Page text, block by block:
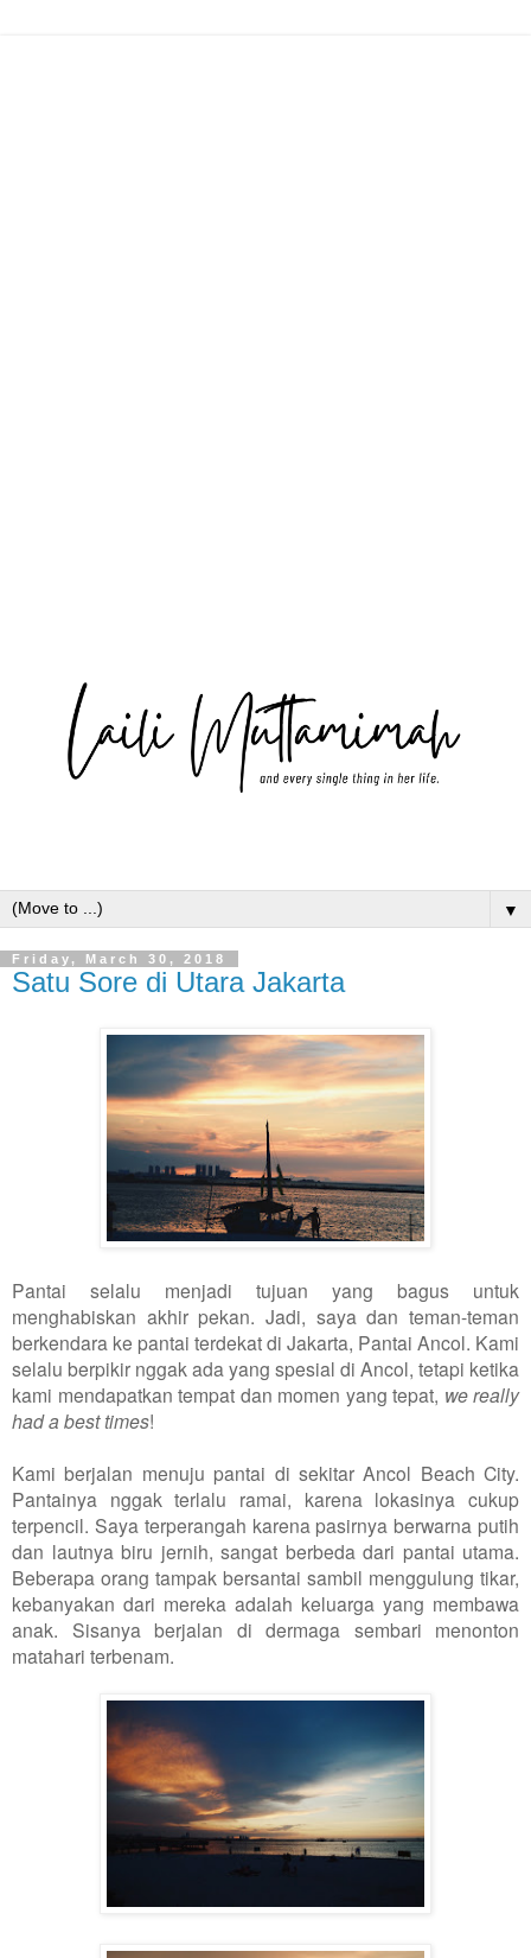
▼
Friday, March 30, 2018
Satu Sore di Utara Jakarta
Pantai selalu menjadi tujuan yang bagus untuk
menghabiskan akhir pekan. Jadi, saya dan teman-teman
berkendara ke pantai terdekat di Jakarta, Pantai Ancol. Kami
selalu berpikir nggak ada yang spesial di Ancol, tetapi ketika
kami mendapatkan tempat dan momen yang tepat, we really
had a best times!
Kami berjalan menuju pantai di sekitar Ancol Beach City.
Pantainya nggak terlalu ramai, karena lokasinya cukup
terpencil. Saya terperangah karena pasirnya berwarna putih
dan lautnya biru jernih, sangat berbeda dari pantai utama.
Beberapa orang tampak bersantai sambil menggulung tikar,
kebanyakan dari mereka adalah keluarga yang membawa
anak. Sisanya berjalan di dermaga sembari menonton
matahari terbenam.